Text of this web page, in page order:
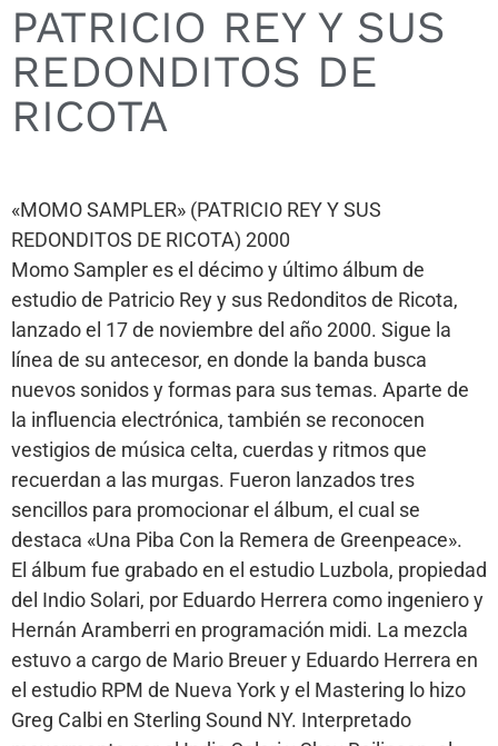
PATRICIO REY Y SUS
REDONDITOS DE
RICOTA
«MOMO SAMPLER» (PATRICIO REY Y SUS
REDONDITOS DE RICOTA) 2000
Momo Sampler es el décimo y último álbum de
estudio de Patricio Rey y sus Redonditos de Ricota,
lanzado el 17 de noviembre del año 2000. Sigue la
línea de su antecesor, en donde la banda busca
nuevos sonidos y formas para sus temas. Aparte de
la influencia electrónica, también se reconocen
vestigios de música celta, cuerdas y ritmos que
recuerdan a las murgas. Fueron lanzados tres
sencillos para promocionar el álbum, el cual se
destaca «Una Piba Con la Remera de Greenpeace».
El álbum fue grabado en el estudio Luzbola, propiedad
del Indio Solari, por Eduardo Herrera como ingeniero y
Hernán Aramberri en programación midi. La mezcla
estuvo a cargo de Mario Breuer y Eduardo Herrera en
el estudio RPM de Nueva York y el Mastering lo hizo
Greg Calbi en Sterling Sound NY. Interpretado